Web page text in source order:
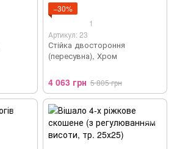
−30%
1
Артикул: 23
Стійка двостороння
(пересувна), Хром
4 063 грн 5 805 грн